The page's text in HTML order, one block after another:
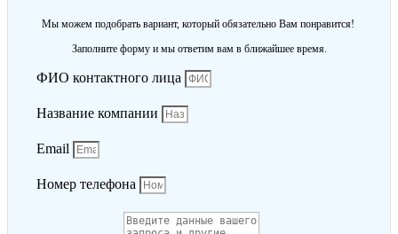
Мы можем подобрать вариант, который обязательно Вам понравится!
Заполните форму и мы ответим вам в ближайшее время.
ФИО контактного лица
Название компании
Email
Номер телефона